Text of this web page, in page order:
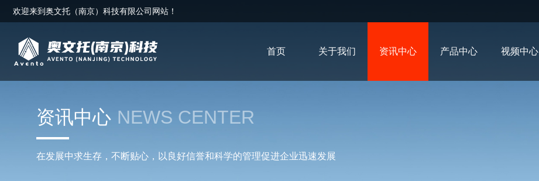
欢迎来到奥文托（南京）科技有限公司网站！
首页 关于我们 资讯中心 产品中心 视频中心
资讯中心 NEWS CENTER
在发展中求生存，不断贴心，以良好信誉和科学的管理促进企业迅速发展